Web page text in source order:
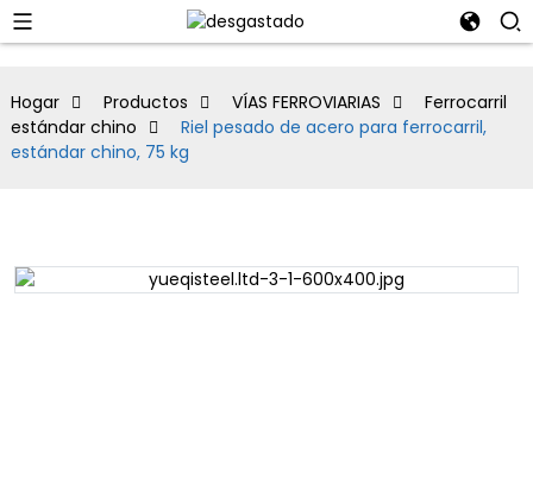
Hogar Productos VÍAS FERROVIARIAS
Ferrocarril
estándar chino
Riel pesado de acero para ferrocarril,
estándar chino, 75 kg